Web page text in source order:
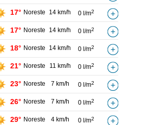
17° Noreste 14 km/h 0 l/m2
17° Noreste 14 km/h 0 l/m2
18° Noreste 14 km/h 0 l/m2
21° Noreste 11 km/h 0 l/m2
23° Noreste 7 km/h 0 l/m2
26° Noreste 7 km/h 0 l/m2
29° Noreste 4 km/h 0 l/m2